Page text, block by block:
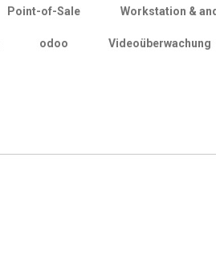
Point-of-Sale Workstation &
odoo Videoüberwachung